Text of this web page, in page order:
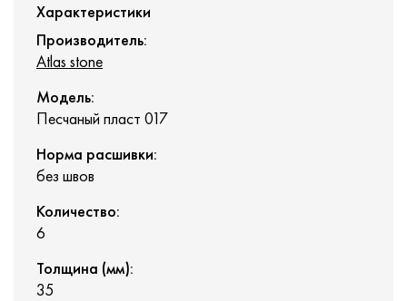
Характеристики
Производитель:
Atlas stone
Модель:
Песчаный пласт 017
Норма расшивки:
без швов
Количество:
6
Толщина (мм):
35